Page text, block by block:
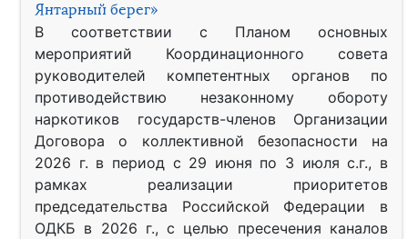
Янтарный берег»
В соответствии с Планом основных
мероприятий Координационного совета
руководителей компетентных органов по
противодействию незаконному обороту
наркотиков государств-членов Организации
Договора о коллективной безопасности на
2026 г. в период с 29 июня по 3 июля с.г., в
рамках реализации приоритетов
председательства Российской Федерации в
ОДКБ в 2026 г., с целью пресечения каналов